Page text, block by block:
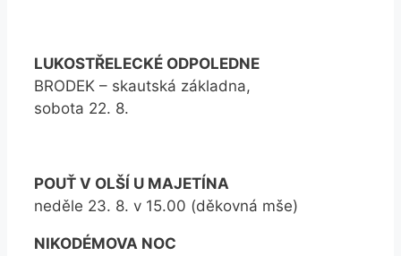
LUKOSTŘELECKÉ ODPOLEDNE
BRODEK – skautská základna,
sobota 22. 8.
POUŤ V OLŠÍ U MAJETÍNA
neděle 23. 8. v 15.00 (děkovná mše)
NIKODÉMOVA NOC